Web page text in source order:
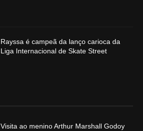
Rayssa é campeã da lanço carioca da
Liga Internacional de Skate Street
Visita ao menino Arthur Marshall Godoy